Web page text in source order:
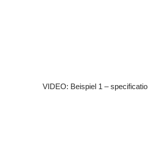
VIDEO: Beispiel 1 – specificatio